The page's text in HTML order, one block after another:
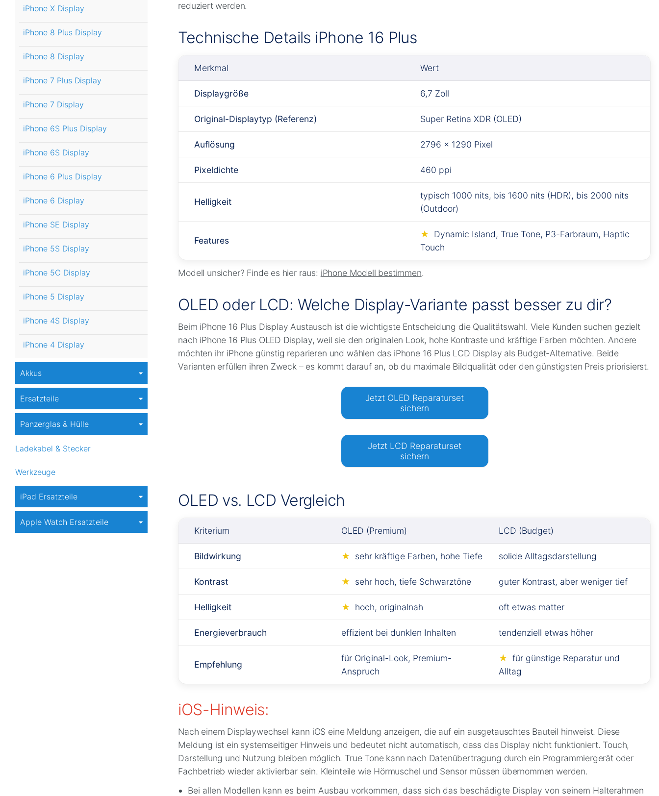
reduziert werden.
Technische Details iPhone 16 Plus
Merkmal Wert
Displaygröße 6,7 Zoll
Original-Displaytyp (Referenz) Super Retina XDR (OLED)
Auflösung 2796 × 1290 Pixel
Pixeldichte 460 ppi
Helligkeit
typisch 1000 nits, bis 1600 nits (HDR), bis 2000 nits
(Outdoor)
Features
Dynamic Island, True Tone, P3-Farbraum, Haptic
Touch
Modell unsicher? Finde es hier raus: iPhone Modell bestimmen.
OLED oder LCD: Welche Display-Variante passt besser zu dir?
Beim iPhone 16 Plus Display Austausch ist die wichtigste Entscheidung die Qualitätswahl. Viele Kunden suchen gezielt
nach iPhone 16 Plus OLED Display, weil sie den originalen Look, hohe Kontraste und kräftige Farben möchten. Andere
möchten ihr iPhone günstig reparieren und wählen das iPhone 16 Plus LCD Display als Budget-Alternative. Beide
Varianten erfüllen ihren Zweck – es kommt darauf an, ob du maximale Bildqualität oder den günstigsten Preis priorisierst.
Jetzt OLED Reparaturset
sichern
Jetzt LCD Reparaturset
sichern
OLED vs. LCD Vergleich
Kriterium OLED (Premium) LCD (Budget)
Bildwirkung sehr kräftige Farben, hohe Tiefe solide Alltagsdarstellung
Kontrast sehr hoch, tiefe Schwarztöne guter Kontrast, aber weniger tief
Helligkeit hoch, originalnah oft etwas matter
Energieverbrauch effizient bei dunklen Inhalten tendenziell etwas höher
Empfehlung
für Original-Look, Premium-
Anspruch
für günstige Reparatur und
Alltag
iOS-Hinweis:
Nach einem Displaywechsel kann iOS eine Meldung anzeigen, die auf ein ausgetauschtes Bauteil hinweist. Diese
Meldung ist ein systemseitiger Hinweis und bedeutet nicht automatisch, dass das Display nicht funktioniert. Touch,
Darstellung und Nutzung bleiben möglich. True Tone kann nach Datenübertragung durch ein Programmiergerät oder
Fachbetrieb wieder aktivierbar sein. Kleinteile wie Hörmuschel und Sensor müssen übernommen werden.
Bei allen Modellen kann es beim Ausbau vorkommen, dass sich das beschädigte Display von seinem Halterahmen
iPhone X Display
iPhone 8 Plus Display
iPhone 8 Display
iPhone 7 Plus Display
iPhone 7 Display
iPhone 6S Plus Display
iPhone 6S Display
iPhone 6 Plus Display
iPhone 6 Display
iPhone SE Display
iPhone 5S Display
iPhone 5C Display
iPhone 5 Display
iPhone 4S Display
iPhone 4 Display
Akkus
Ersatzteile
Panzerglas & Hülle
Ladekabel & Stecker
Werkzeuge
iPad Ersatzteile
Apple Watch Ersatzteile